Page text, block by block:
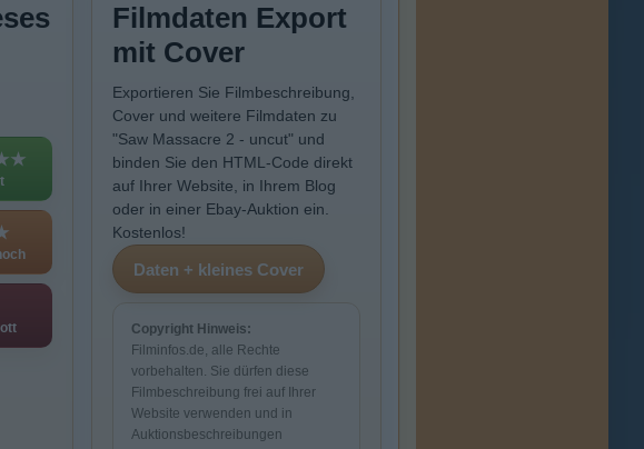
Filmdaten Export
mit Cover
Exportieren Sie Filmbeschreibung,
Cover und weitere Filmdaten zu
"Saw Massacre 2 - uncut" und
binden Sie den HTML-Code direkt
auf Ihrer Website, in Ihrem Blog
oder in einer Ebay-Auktion ein.
Kostenlos!
Copyright Hinweis:
Filminfos.de, alle Rechte
vorbehalten. Sie dürfen diese
Filmbeschreibung frei auf Ihrer
Website verwenden und in
Auktionsbeschreibungen